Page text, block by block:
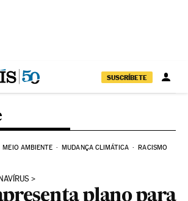
SUSCRÍBETE
MEIO AMBIENTE MUDANÇA CLIMÁTICA RACISMO
plano para